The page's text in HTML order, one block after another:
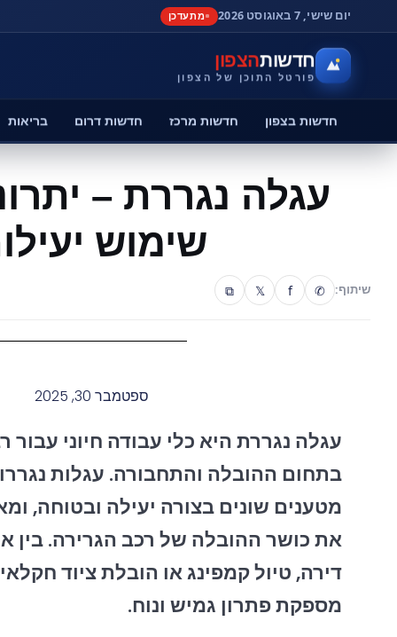
יום שישי, 7 באוגוסט 2026 מתעדכן
חדשותהצפון
פורטל התוכן של הצפון
חדשות בצפון חדשות מרכז חדשות דרום בריאות
עגלה נגררת –
שימוש
שיתוף: ✆
f
𝕏
⧉
ספטמבר 30, 2025
עגלה נגררת היא כלי עבודה חיוני עבור
בתחום ההובלה והתחבורה. עגלות
מטענים שונים בצורה יעילה ובטוחה,
את כושר ההובלה של רכב הגרירה. בין
דירה, טיול קמפינג או הובלת ציוד
מספקת פתרון גמיש ונוח.